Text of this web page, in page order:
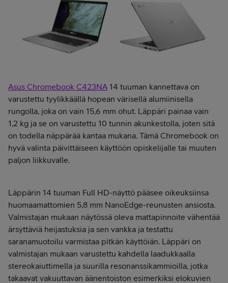
Asus Chromebook C423NA 14 tuuman kannettava on
varustettu tyylikkäällä hopean värisellä alumiinisella
rungolla, joka on vain 15,6 mm ohut. Läppäri painaa vain
1,2 kg ja se on varustettu 10 tunnin akunkestolla, joten sitä
on todella näppärää kantaa mukana. Tämä Chromebook on
hyvä valinta päivittäiseen käyttöön opiskelijalle tai muuten
paljon liikkuvalle.
Läppärin 14 tuuman Full HD-näyttö pääsee oikeuksiinsa
huomaamattomien 5,8 mm NanoEdge-reunusten ansiosta.
Valmistajan mukaan näytössä oleva mattapinnoite vähentää
ärsyttäviä heijastuksia ja sen vankka ja testattu
saranamuotoilu varmistaa pitkän käyttöiän. Läppäri on
valmistajan mukaan varustettu kahdella laadukkaalla
stereokaiuttimella ja suurilla resonanssikammioilla, jotka
takaavat vakuuttavan äänentoiston esimerkiksi elokuvien